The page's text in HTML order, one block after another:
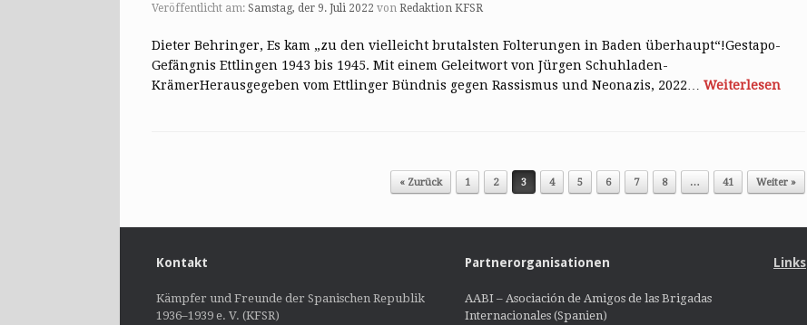
Veröffentlicht am: Samstag, der 9. Juli 2022 von Redaktion KFSR
Dieter Behringer, Es kam „zu den vielleicht brutalsten Folterungen in Baden überhaupt“!Gestapo-
Gefängnis Ettlingen 1943 bis 1945. Mit einem Geleitwort von Jürgen Schuhladen-
KrämerHerausgegeben vom Ettlinger Bündnis gegen Rassismus und Neonazis, 2022… Weiterlesen
« Zurück 1 2 3 4 5 6 7 8 … 41 Weiter »
Kontakt
Kämpfer und Freunde der Spanischen Republik
1936–1939 e. V. (KFSR)
Partnerorganisationen
AABI – Asociación de Amigos de las Brigadas
Internacionales (Spanien)
Links